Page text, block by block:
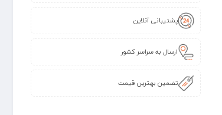
پشتیبانی آنلاین
ارسال به سراسر کشور
تضمین بهترین قیمت